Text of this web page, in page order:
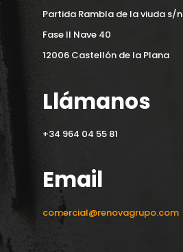
Partida Rambla de la viuda s/n
Fase II Nave 40
12006 Castellón de la Plana
Llámanos
+34 964 04 55 81
Email
comercial@renovagrupo.com